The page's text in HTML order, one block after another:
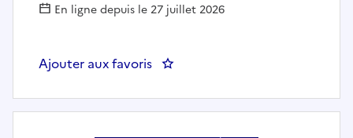
En ligne depuis le 27 juillet 2026
Ajouter aux favoris : Agent de soin - CIAS DU